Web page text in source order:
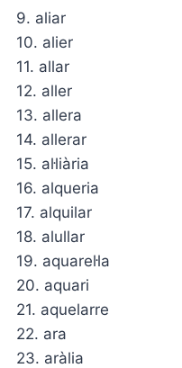
9. aliar
10. alier
11. allar
12. aller
13. allera
14. allerar
15. al·liària
16. alqueria
17. alquilar
18. alullar
19. aquarel·la
20. aquari
21. aquelarre
22. ara
23. aràlia